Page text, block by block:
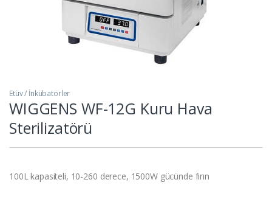
Etüv / İnkübatörler
WIGGENS WF-12G Kuru Hava
Sterilizatörü
100L kapasiteli, 10-260 derece, 1500W gücünde fırın